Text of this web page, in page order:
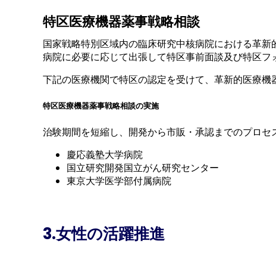
特区医療機器薬事戦略相談
国家戦略特別区域内の臨床研究中核病院における革
病院に必要に応じて出張して特区事前面談及び特区フ
下記の医療機関で特区の認定を受けて、革新的医療機
特区医療機器薬事戦略相談の実施
治験期間を短縮し、開発から市販・承認までのプロセ
慶応義塾大学病院
国立研究開発国立がん研究センター
東京大学医学部付属病院
3.女性の活躍推進